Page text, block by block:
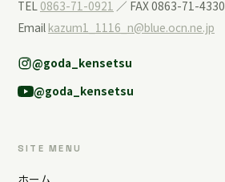
TEL 0863-71-0921 ／ FAX 0863-71-4330
Email kazum1_1116_n@blue.ocn.ne.jp
@goda_kensetsu
@goda_kensetsu
SITE MENU
ホーム